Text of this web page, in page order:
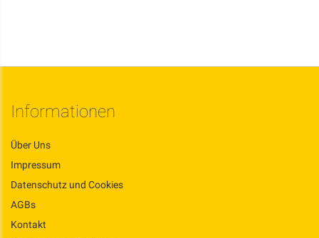
Informationen
Über Uns
Impressum
Datenschutz und Cookies
AGBs
Kontakt